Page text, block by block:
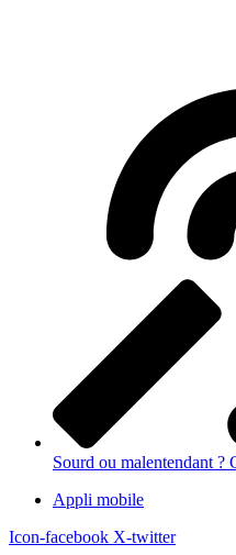
Sourd ou malentendant ?
Appli mobile
Icon-facebook X-twitter